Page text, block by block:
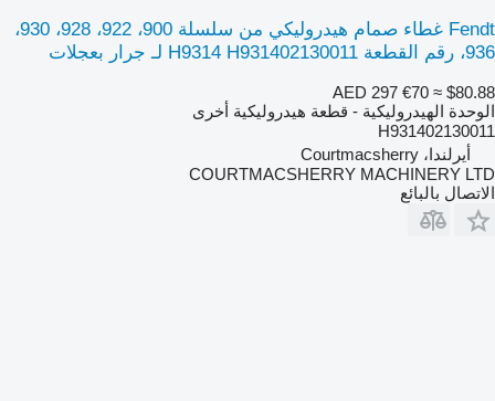
Fendt غطاء صمام هيدروليكي من سلسلة 900، 922، 928، 930،
936، رقم القطعة H9314 H931402130011 لـ جرار بعجلات
AED 297 €70 ≈ $80.88
الوحدة الهيدروليكية - قطعة هيدروليكية أخرى
H931402130011
أيرلندا، Courtmacsherry
COURTMACSHERRY MACHINERY LTD
الاتصال بالبائع